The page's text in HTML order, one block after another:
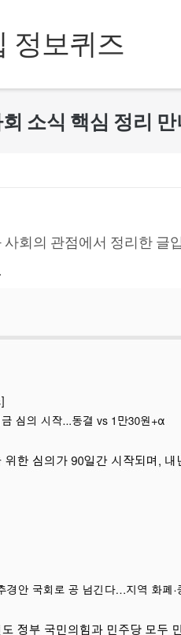
정보퀴즈
소식 핵심 정리
회의 관점에서 정리한 글